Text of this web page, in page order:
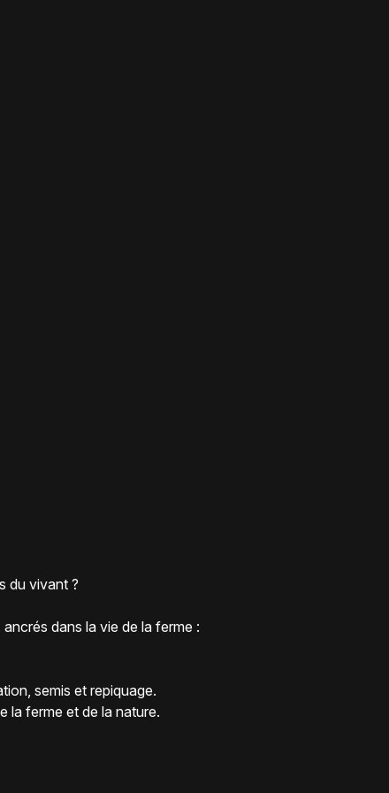
du vivant ?
dans la vie de la ferme :
semis et repiquage.
la ferme et de la nature.